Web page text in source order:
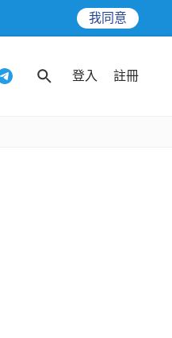
我同意
登入 註冊